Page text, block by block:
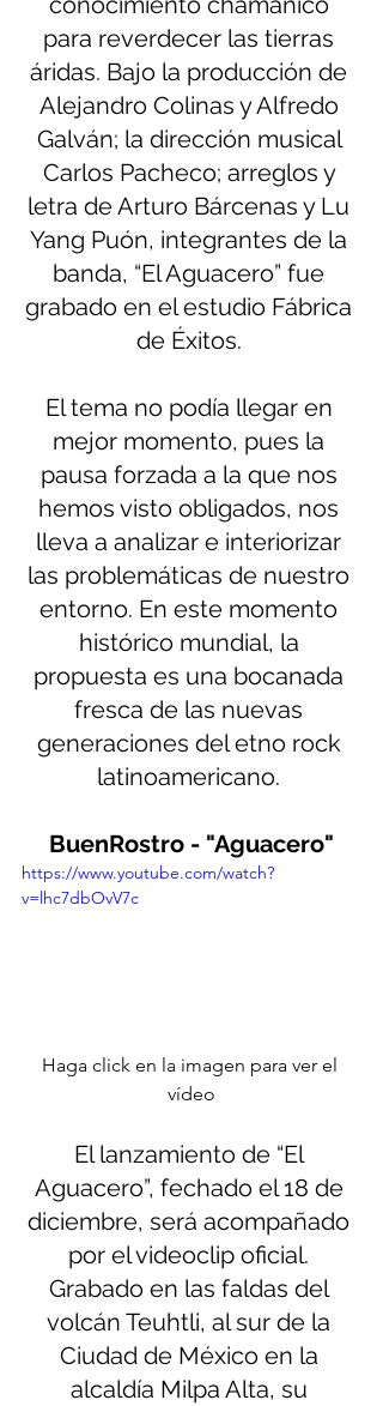
para reverdecer las tierras
áridas. Bajo la producción de
Alejandro Colinas y Alfredo
Galván; la dirección musical
Carlos Pacheco; arreglos y
letra de Arturo Bárcenas y Lu
Yang Puón, integrantes de la
banda, “El Aguacero” fue
grabado en el estudio Fábrica
de Éxitos.
El tema no podía llegar en
mejor momento, pues la
pausa forzada a la que nos
hemos visto obligados, nos
lleva a analizar e interiorizar
las problemáticas de nuestro
entorno. En este momento
histórico mundial, la
propuesta es una bocanada
fresca de las nuevas
generaciones del etno rock
latinoamericano.
BuenRostro - "Aguacero"
https://www.youtube.com/watch?
v=lhc7dbOvV7c
Haga click en la imagen para ver el
vídeo
El lanzamiento de “El
Aguacero”, fechado el 18 de
diciembre, será acompañado
por el videoclip oficial.
Grabado en las faldas del
volcán Teuhtli, al sur de la
Ciudad de México en la
alcaldía Milpa Alta, su